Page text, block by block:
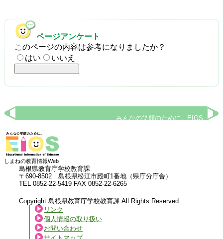
ページアンケート
このページの内容は参考になりましたか？
はい
いいえ
みんなの笑顔のために。EIOS
しまねの教育情報Web
島根県教育庁学校教育課
〒690-8502 島根県松江市殿町1番地（県庁分庁舎）
TEL 0852-22-5419 FAX 0852-22-6265
Copyright 島根県教育庁学校教育課.All Rights Reserved.
リンク
個人情報の取り扱い
お問い合わせ